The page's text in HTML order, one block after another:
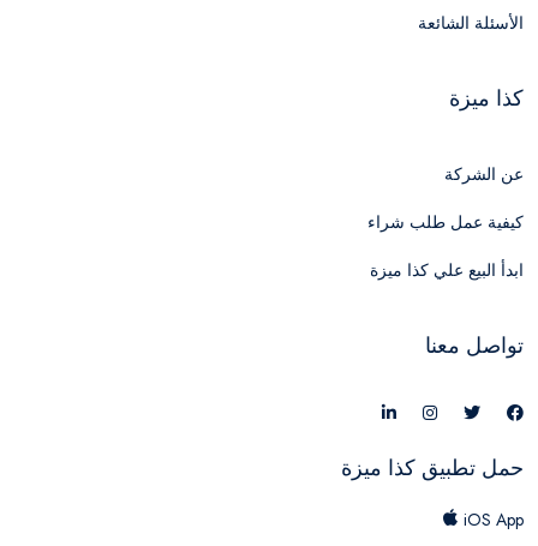
الأسئلة الشائعة
كذا ميزة
عن الشركة
كيفية عمل طلب شراء
ابدأ البيع علي كذا ميزة
تواصل معنا
حمل تطبيق كذا ميزة
iOS App